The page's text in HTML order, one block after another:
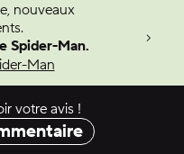
nouveaux
Spider-Man.
Man
votre avis !